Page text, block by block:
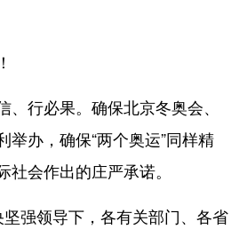
行必果。确保北京冬奥会、
举办，确保“两个奥运”同样精
会作出的庄严承诺。
强领导下，各有关部门、各省